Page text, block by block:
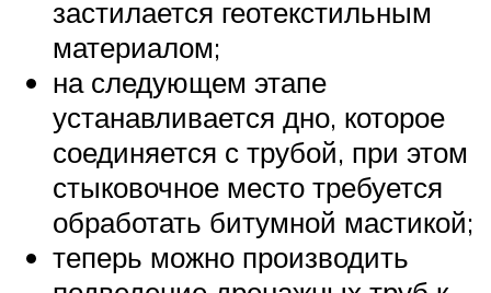
застилается геотекстильным
материалом;
на следующем этапе
устанавливается дно, которое
соединяется с трубой, при этом
стыковочное место требуется
обработать битумной мастикой;
теперь можно производить